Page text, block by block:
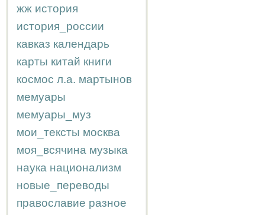
жж история
история_россии
кавказ календарь
карты китай книги
космос л.а. мартынов
мемуары
мемуары_муз
мои_тексты москва
моя_всячина музыка
наука национализм
новые_переводы
православие разное